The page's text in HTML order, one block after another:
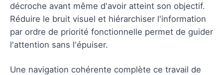
décroche avant même d'avoir atteint son objectif.
Réduire le bruit visuel et hiérarchiser l'information
par ordre de priorité fonctionnelle permet de guider
l'attention sans l'épuiser.
Une navigation cohérente complète ce travail de